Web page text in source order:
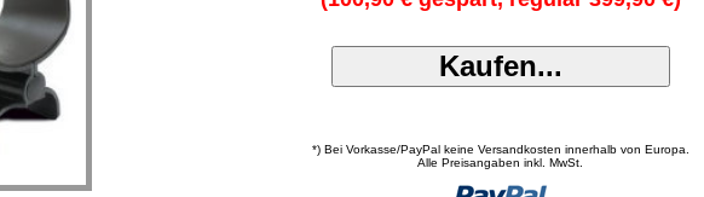
*) Bei Vorkasse/PayPal keine Versandkosten innerhalb von Europa.
Alle Preisangaben inkl. MwSt.